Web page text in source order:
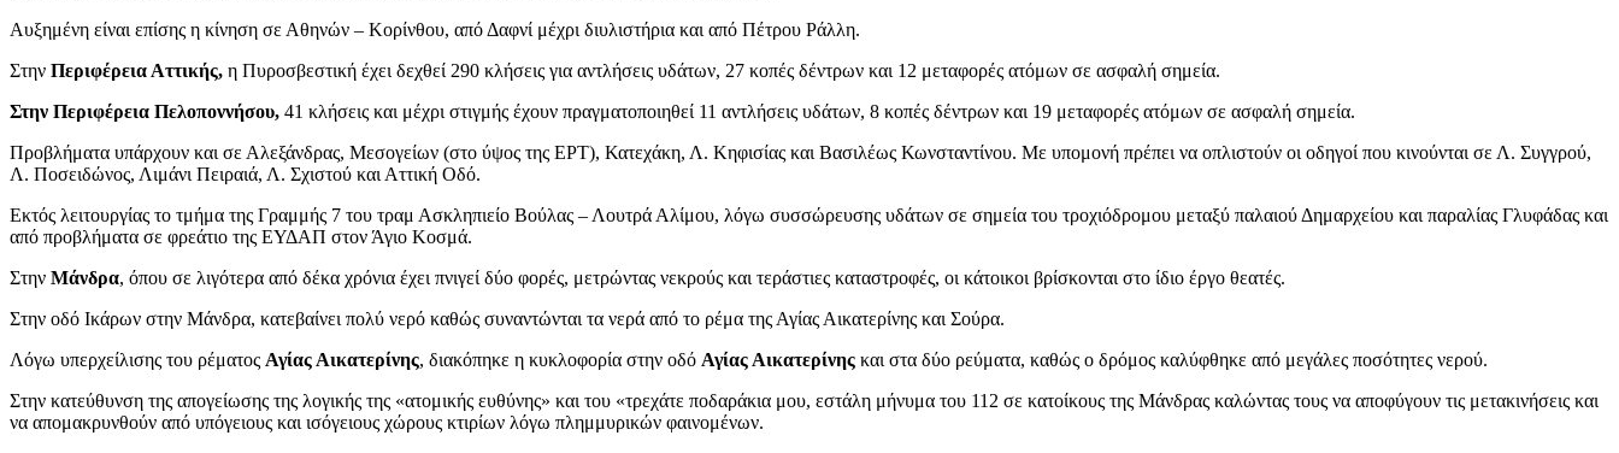
Αυξημένη είναι επίσης η κίνηση σε Αθηνών – Κορίνθου, από Δαφνί μέχρι διυλιστήρια και από Πέτρου Ράλλη.
Στην Περιφέρεια Αττικής, η Πυροσβεστική έχει δεχθεί 290 κλήσεις για αντλήσεις υδάτων, 27 κοπές δέντρων και 12 μεταφορές ατόμων σε ασφαλή σημεία.
Στην Περιφέρεια Πελοποννήσου, 41 κλήσεις και μέχρι στιγμής έχουν πραγματοποιηθεί 11 αντλήσεις υδάτων, 8 κοπές δέντρων και 19 μεταφορές ατόμων σε ασφαλή σημεία.
Προβλήματα υπάρχουν και σε Αλεξάνδρας, Μεσογείων (στο ύψος της ΕΡΤ), Κατεχάκη, Λ. Κηφισίας και Βασιλέως Κωνσταντίνου. Με υπομονή πρέπει να οπλιστούν οι οδηγοί που κινούνται σε Λ. Συγγρού,
Λ. Ποσειδώνος, Λιμάνι Πειραιά, Λ. Σχιστού και Αττική Οδό.
Εκτός λειτουργίας το τμήμα της Γραμμής 7 του τραμ Ασκληπιείο Βούλας – Λουτρά Αλίμου, λόγω συσσώρευσης υδάτων σε σημεία του τροχιόδρομου μεταξύ παλαιού Δημαρχείου και παραλίας Γλυφάδας και
από προβλήματα σε φρεάτιο της ΕΥΔΑΠ στον Άγιο Κοσμά.
Στην Μάνδρα, όπου σε λιγότερα από δέκα χρόνια έχει πνιγεί δύο φορές, μετρώντας νεκρούς και τεράστιες καταστροφές, οι κάτοικοι βρίσκονται στο ίδιο έργο θεατές.
Στην οδό Ικάρων στην Μάνδρα, κατεβαίνει πολύ νερό καθώς συναντώνται τα νερά από το ρέμα της Αγίας Αικατερίνης και Σούρα.
Λόγω υπερχείλισης του ρέματος Αγίας Αικατερίνης, διακόπηκε η κυκλοφορία στην οδό Αγίας Αικατερίνης και στα δύο ρεύματα, καθώς ο δρόμος καλύφθηκε από μεγάλες ποσότητες νερού.
Στην κατεύθυνση της απογείωσης της λογικής της «ατομικής ευθύνης» και του «τρεχάτε ποδαράκια μου, εστάλη μήνυμα του 112 σε κατοίκους της Μάνδρας καλώντας τους να αποφύγουν τις μετακινήσεις και
να απομακρυνθούν από υπόγειους και ισόγειους χώρους κτιρίων λόγω πλημμυρικών φαινομένων.